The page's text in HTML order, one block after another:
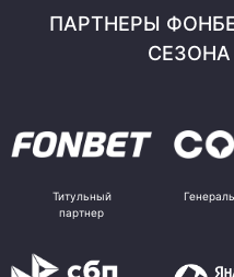
ПАРТНЕРЫ
СЕЗОНА
Титульный
партнер